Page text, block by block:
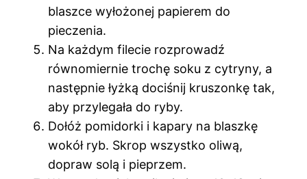
blaszce wyłożonej papierem do
pieczenia.
Na każdym filecie rozprowadź
równomiernie trochę soku z cytryny, a
następnie łyżką dociśnij kruszonkę tak,
aby przylegała do ryby.
Dołóż pomidorki i kapary na blaszkę
wokół ryb. Skrop wszystko oliwą,
dopraw solą i pieprzem.